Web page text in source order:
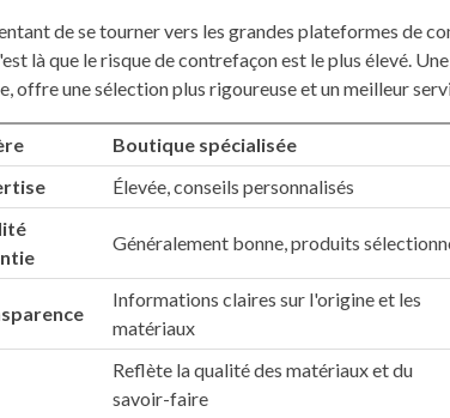
de se tourner vers les grandes plateformes de
là que le risque de contrefaçon est le plus élevé.
offre une sélection plus rigoureuse et un meilleur
Boutique spécialisée
Élevée, conseils personnalisés
Généralement bonne, produits
Informations claires sur l'origine et les
matériaux
Reflète la qualité des matériaux et du
savoir-faire